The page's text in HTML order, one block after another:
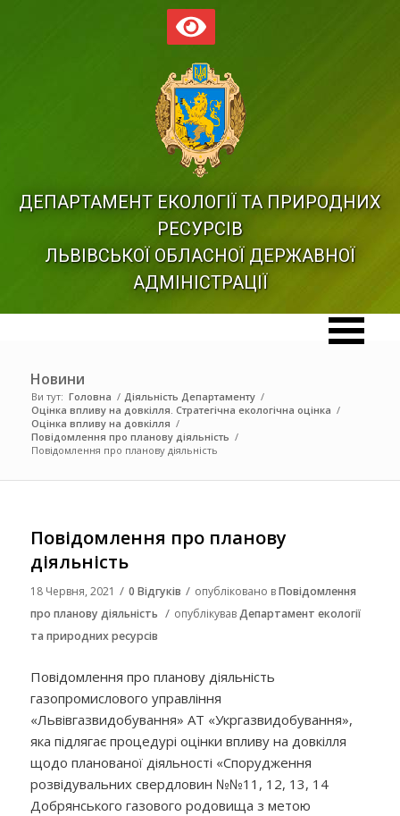
ДЕПАРТАМЕНТ ЕКОЛОГІЇ ТА ПРИРОДНИХ
РЕСУРСІВ
ЛЬВІВСЬКОЇ ОБЛАСНОЇ ДЕРЖАВНОЇ
АДМІНІСТРАЦІЇ
Новини
Ви тут: Головна / Діяльність Департаменту /
Оцінка впливу на довкілля. Стратегічна екологічна оцінка /
Оцінка впливу на довкілля /
Повідомлення про планову діяльність /
Повідомлення про планову діяльність
Повідомлення про планову
діяльність
18 Червня, 2021 / 0 Відгуків / опубліковано вПовідомлення
про планову діяльність / опублікувавДепартамент екології
та природних ресурсів
Повідомлення про планову діяльність
газопромислового управління
«Львівгазвидобування» АТ «Укргазвидобування»,
яка підлягає процедурі оцінки впливу на довкілля
щодо планованої діяльності «Спорудження
розвідувальних свердловин №№11, 12, 13, 14
Добрянського газового родовища з метою